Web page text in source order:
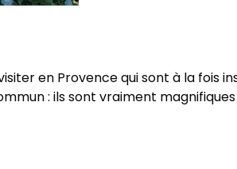
en Provence qui sont à la fois
: ils sont vraiment